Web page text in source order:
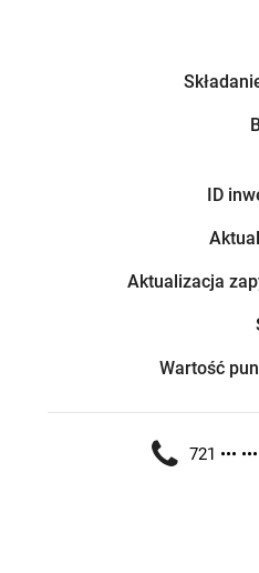
ID
Aktualizacja
Wartość
721 ••• •••